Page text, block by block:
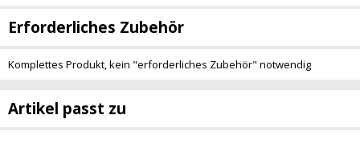
Erforderliches Zubehör
Komplettes Produkt, kein "erforderliches Zubehör" notwendig
Artikel passt zu